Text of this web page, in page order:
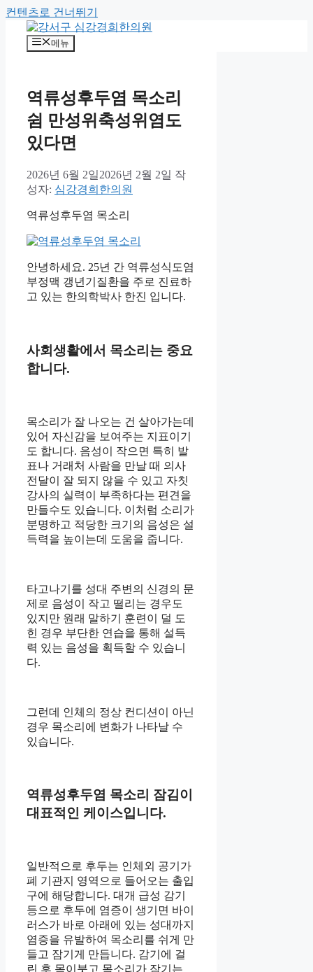
컨텐츠로 건너뛰기
메뉴
역류성후두염 목소리
쉼 만성위축성위염도
있다면
2026년 6월 2일2026년 2월 2일 작
성자: 심강경희한의원
역류성후두염 목소리
안녕하세요. 25년 간 역류성식도염
부정맥 갱년기질환을 주로 진료하
고 있는 한의학박사 한진 입니다.
사회생활에서 목소리는 중요
합니다.
목소리가 잘 나오는 건 살아가는데
있어 자신감을 보여주는 지표이기
도 합니다. 음성이 작으면 특히 발
표나 거래처 사람을 만날 때 의사
전달이 잘 되지 않을 수 있고 자칫
강사의 실력이 부족하다는 편견을
만들수도 있습니다. 이처럼 소리가
분명하고 적당한 크기의 음성은 설
득력을 높이는데 도움을 줍니다.
타고나기를 성대 주변의 신경의 문
제로 음성이 작고 떨리는 경우도
있지만 원래 말하기 훈련이 덜 도
힌 경우 부단한 연습을 통해 설득
력 있는 음성을 획득할 수 있습니
다.
그런데 인체의 정상 컨디션이 아닌
경우 목소리에 변화가 나타날 수
있습니다.
역류성후두염 목소리 잠김이
대표적인 케이스입니다.
일반적으로 후두는 인체외 공기가
폐 기관지 영역으로 들어오는 출입
구에 해당합니다. 대개 급성 감기
등으로 후두에 염증이 생기면 바이
러스가 바로 아래에 있는 성대까지
염증을 유발하여 목소리를 쉬게 만
들고 잠기게 만듭니다. 감기에 걸
린 후 목이붓고 목소리가 잠기는